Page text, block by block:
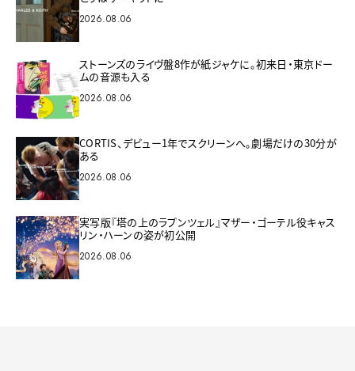
2026.08.06
ストーンズのライヴ盤8作が紙ジャケに。初来日・東京ドー
ムの音源も入る
2026.08.06
CORTIS、デビュー1年でスクリーンへ。劇場だけの30分が
ある
2026.08.06
実写版『塔の上のラプンツェル』マザー・ゴーテル役キャス
リン・ハーンの姿が初公開
2026.08.06